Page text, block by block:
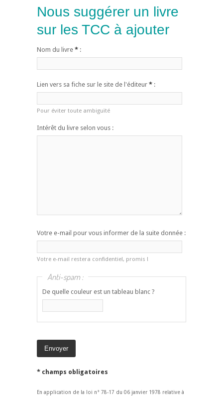
Nous suggérer un livre
sur les TCC à ajouter
Nom du livre * :
Lien vers sa fiche sur le site de l'éditeur * :
Pour éviter toute ambiguïté
Intérêt du livre selon vous :
Votre e-mail pour vous informer de la suite donnée :
Votre e-mail restera confidentiel, promis !
Anti-spam :
De quelle couleur est un tableau blanc ?
* champs obligatoires
En application de la loi n° 78-17 du 06 janvier 1978 relative à